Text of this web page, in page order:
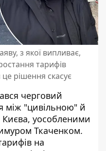
з якої випливає,
тарифів
рішення скасує
черговий
між "цивільною" й
уособленими
Ткаченком.
на